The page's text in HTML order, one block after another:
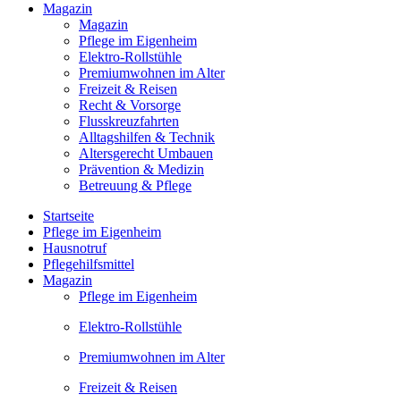
Magazin
Magazin
Pflege im Eigenheim
Elektro-Rollstühle
Premiumwohnen im Alter
Freizeit & Reisen
Recht & Vorsorge
Flusskreuzfahrten
Alltagshilfen & Technik
Altersgerecht Umbauen
Prävention & Medizin
Betreuung & Pflege
Startseite
Pflege im Eigenheim
Hausnotruf
Pflegehilfsmittel
Magazin
Pflege im Eigenheim
Elektro-Rollstühle
Premiumwohnen im Alter
Freizeit & Reisen